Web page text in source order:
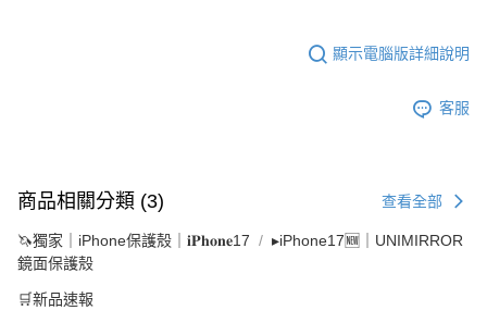
顯示電腦版詳細說明
客服
商品相關分類 (3) 查看全部
🦄獨家｜iPhone保護殼｜𝐢𝐏𝐡𝐨𝐧𝐞17
▸iPhone17🆕｜UNIMIRROR
鏡面保護殼
🛒新品速報